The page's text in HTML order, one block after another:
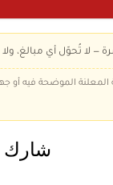
— لا تُحوّل أي مبالغ،
المعلنة الموضحة
شارك